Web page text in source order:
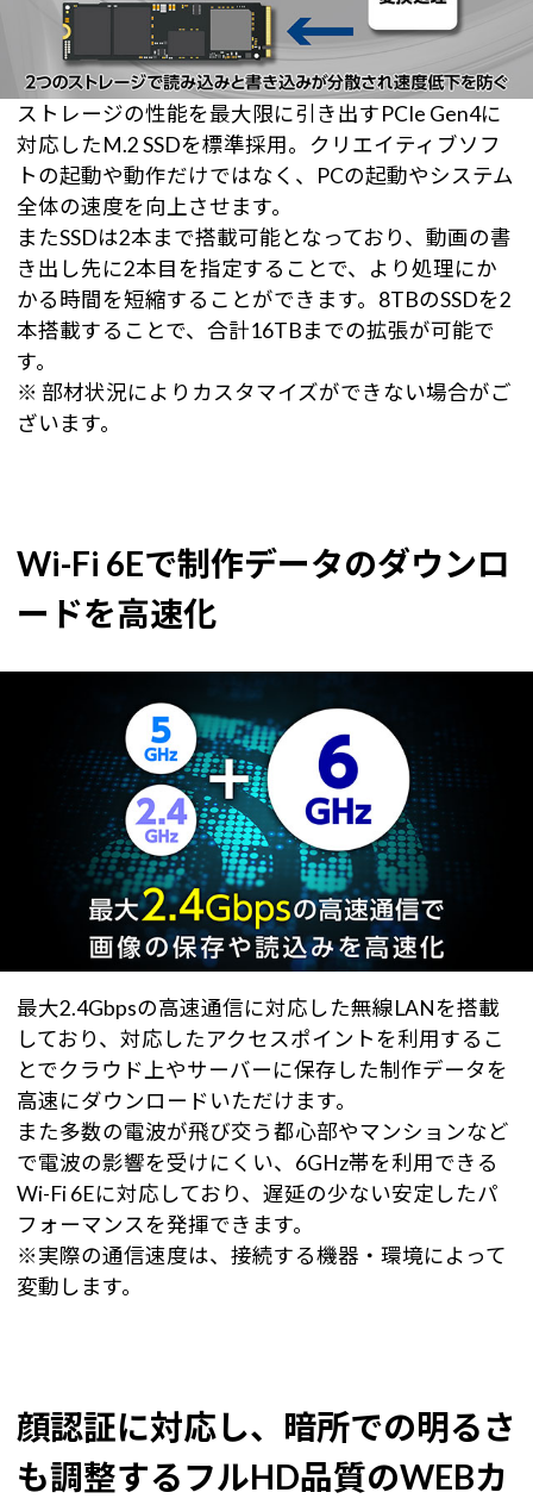
ストレージの性能を最大限に引き出すPCIe Gen4に
対応したM.2 SSDを標準採用。クリエイティブソフ
トの起動や動作だけではなく、PCの起動やシステム
全体の速度を向上させます。
またSSDは2本まで搭載可能となっており、動画の書
き出し先に2本目を指定することで、より処理にか
かる時間を短縮することができます。8TBのSSDを2
本搭載することで、合計16TBまでの拡張が可能で
す。
※ 部材状況によりカスタマイズができない場合がご
ざいます。
Wi-Fi 6Eで制作データのダウンロ
ードを高速化
最大2.4Gbpsの高速通信に対応した無線LANを搭載
しており、対応したアクセスポイントを利用するこ
とでクラウド上やサーバーに保存した制作データを
高速にダウンロードいただけます。
また多数の電波が飛び交う都心部やマンションなど
で電波の影響を受けにくい、6GHz帯を利用できる
Wi-Fi 6Eに対応しており、遅延の少ない安定したパ
フォーマンスを発揮できます。
※実際の通信速度は、接続する機器・環境によって
変動します。
顔認証に対応し、暗所での明るさ
も調整するフルHD品質のWEBカ